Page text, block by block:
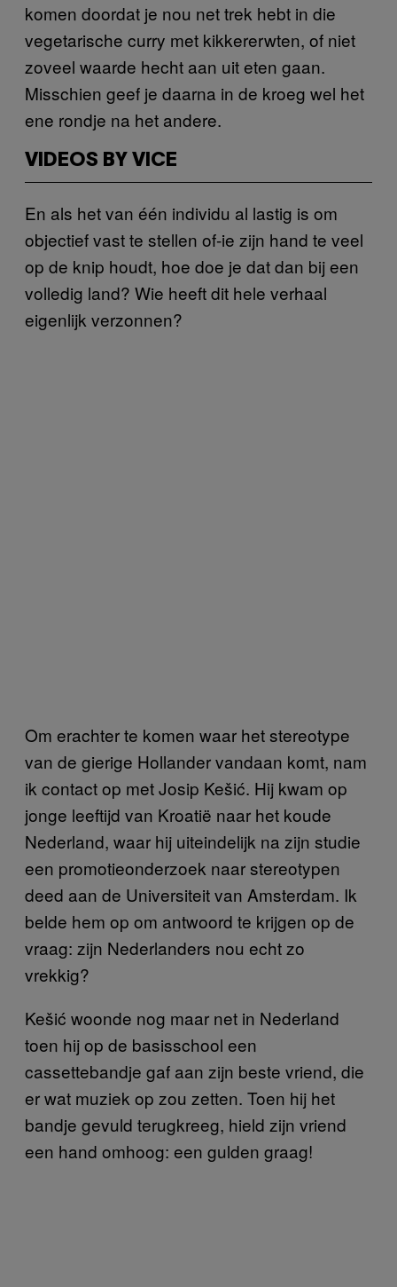
komen doordat je nou net trek hebt in die
vegetarische curry met kikkererwten, of niet
zoveel waarde hecht aan uit eten gaan.
Misschien geef je daarna in de kroeg wel het
ene rondje na het andere.
VIDEOS BY VICE
En als het van één individu al lastig is om
objectief vast te stellen of-ie zijn hand te veel
op de knip houdt, hoe doe je dat dan bij een
volledig land? Wie heeft dit hele verhaal
eigenlijk verzonnen?
Om erachter te komen waar het stereotype
van de gierige Hollander vandaan komt, nam
ik contact op met Josip Kešić. Hij kwam op
jonge leeftijd van Kroatië naar het koude
Nederland, waar hij uiteindelijk na zijn studie
een promotieonderzoek naar stereotypen
deed aan de Universiteit van Amsterdam. Ik
belde hem op om antwoord te krijgen op de
vraag: zijn Nederlanders nou echt zo
vrekkig?
Kešić woonde nog maar net in Nederland
toen hij op de basisschool een
cassettebandje gaf aan zijn beste vriend, die
er wat muziek op zou zetten. Toen hij het
bandje gevuld terugkreeg, hield zijn vriend
een hand omhoog: een gulden graag!